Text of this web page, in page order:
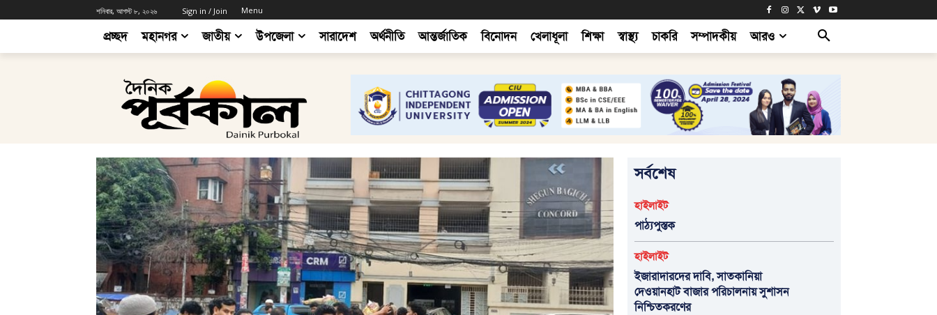
শনিবার, আগস্ট ৮, ২০২৬ Sign in / Join Menu
প্রচ্ছদ মহানগর জাতীয় উপজেলা সারাদেশ অর্থনীতি আন্তর্জাতিক বিনোদন খেলাধূলা শিক্ষা স্বাস্থ্য চাকরি সম্পাদকীয় আরও
সর্বশেষ
হাইলাইট
পাঠ্যপুস্তক
হাইলাইট
ইজারাদারদের দাবি, সাতকানিয়া
দেওয়ানহাট বাজার পরিচালনায় সুশাসন
নিশ্চিতকরণের